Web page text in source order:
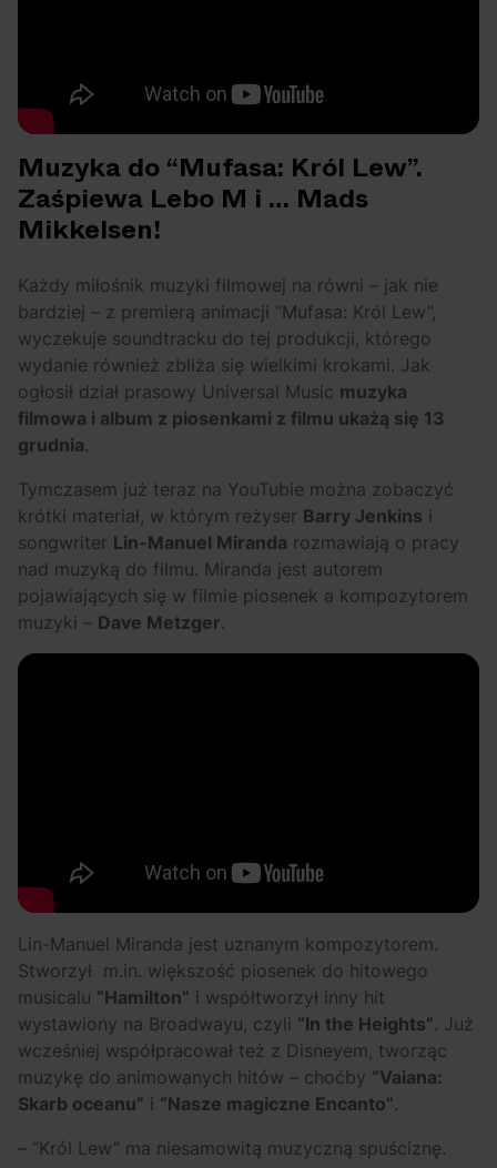
Muzyka do “Mufasa: Król Lew”.
Zaśpiewa Lebo M i … Mads
Mikkelsen!
Każdy miłośnik muzyki filmowej na równi – jak nie
bardziej – z premierą animacji “Mufasa: Król Lew”,
wyczekuje soundtracku do tej produkcji, którego
wydanie również zbliża się wielkimi krokami. Jak
ogłosił dział prasowy Universal Music muzyka
filmowa i album z piosenkami z filmu ukażą się 13
grudnia.
Tymczasem już teraz na YouTubie można zobaczyć
krótki materiał, w którym reżyser Barry Jenkins i
songwriter Lin-Manuel Miranda rozmawiają o pracy
nad muzyką do filmu. Miranda jest autorem
pojawiających się w filmie piosenek a kompozytorem
muzyki – Dave Metzger.
Lin-Manuel Miranda jest uznanym kompozytorem.
Stworzył m.in. większość piosenek do hitowego
musicalu “Hamilton” i współtworzył inny hit
wystawiony na Broadwayu, czyli “In the Heights”. Już
wcześniej współpracował też z Disneyem, tworząc
muzykę do animowanych hitów – choćby “Vaiana:
Skarb oceanu” i “Nasze magiczne Encanto”.
– “Król Lew” ma niesamowitą muzyczną spuściznę.